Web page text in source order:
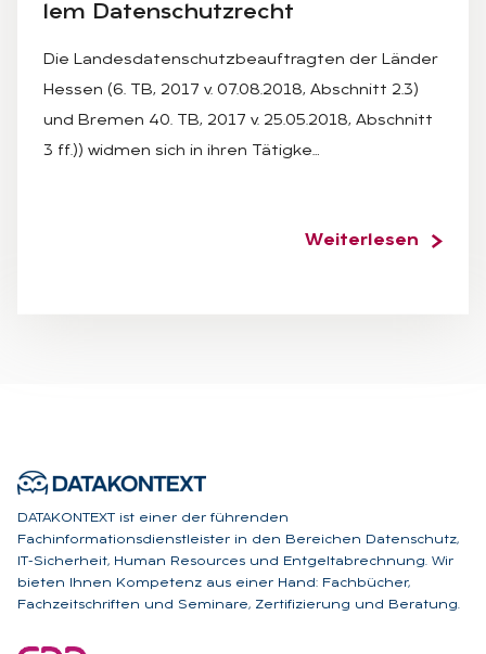
lem Da­ten­schutz­recht
Die Landesdatenschutzbeauftragten der Länder
Hessen (6. TB, 2017 v. 07.08.2018, Abschnitt 2.3)
und Bremen 40. TB, 2017 v. 25.05.2018, Abschnitt
3 ff.)) widmen sich in ihren Tätigke…
Weiterlesen
DATAKONTEXT ist einer der führenden
Fachinformationsdienstleister in den Bereichen Datenschutz,
IT-Sicherheit, Human Resources und Entgeltabrechnung. Wir
bieten Ihnen Kompetenz aus einer Hand: Fachbücher,
Fachzeitschriften und Seminare, Zertifizierung und Beratung.